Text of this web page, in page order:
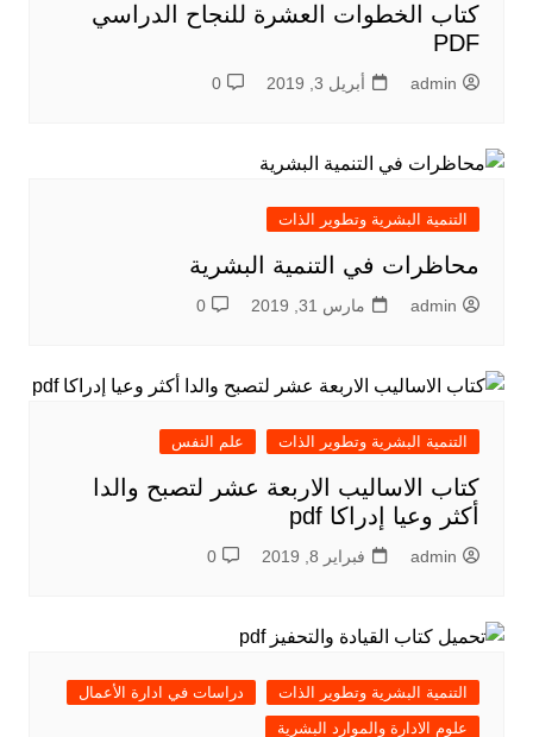
كتاب الخطوات العشرة للنجاح الدراسي
PDF
admin أبريل 3, 2019 0
التنمية البشرية وتطوير الذات
محاظرات في التنمية البشرية
admin مارس 31, 2019 0
التنمية البشرية وتطوير الذات علم النفس
كتاب الاساليب الاربعة عشر لتصبح والدا
أكثر وعيا إدراكا pdf
admin فبراير 8, 2019 0
التنمية البشرية وتطوير الذات
دراسات في ادارة الأعمال
علوم الادارة والموارد البشرية